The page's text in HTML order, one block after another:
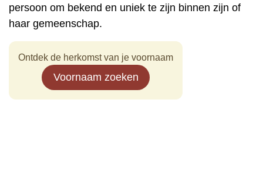
persoon om bekend en uniek te zijn binnen zijn of
haar gemeenschap.
Ontdek de herkomst van je voornaam
Voornaam zoeken